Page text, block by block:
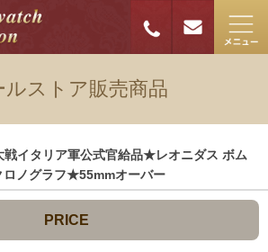
ルストア販売商品
戦イタリア軍公式官給品★レオニダス ボム
ロノグラフ★55mmオーバー
PRICE